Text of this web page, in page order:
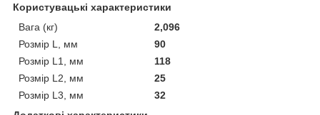
Користувацькi характеристики
Вага (кг)
2,096
Розмір L, мм
90
Розмір L1, мм
118
Розмір L2, мм
25
Розмір L3, мм
32